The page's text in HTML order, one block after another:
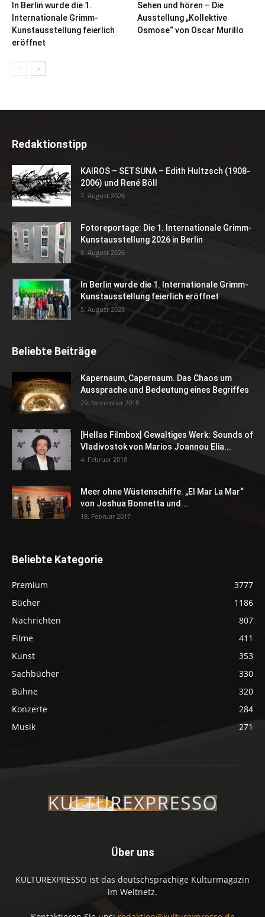
In Berlin wurde die 1.
Internationale Grimm-
Kunstausstellung feierlich
eröffnet
Sehen und hören – Die
Ausstellung „Kollektive
Osmose“ von Oscar Murillo
Redaktionstipp
KAIROS – SETSUNA – Edith Hultzsch (1908-
2006) und René Böll
7. August 2026
Fotoreportage: Die 1. Internationale Grimm-
Kunstausstellung 2026 in Berlin
6. August 2026
In Berlin wurde die 1. Internationale Grimm-
Kunstausstellung feierlich eröffnet
5. August 2026
Beliebte Beiträge
Kapernaum, Capernaum. Das Chaos um
Aussprache und Bedeutung eines Begriffes
29. November 2018
[Hellas Filmbox] Gewaltiges Werk: Sounds of
Vladivostok von Marios Joannou Elia...
4. Februar 2018
Meer ohne Wüstenschiffe. „El Mar La Mar“
von Joshua Bonnetta und...
18. Februar 2017
Beliebte Kategorie
Premium
3777
Bücher
1186
Nachrichten
807
Filme
411
Kunst
353
Sachbücher
330
Bühne
320
Konzerte
284
Musik
271
Über uns
KULTUREXPRESSO ist das deutschsprachige Kulturmagazin
im Weltnetz.